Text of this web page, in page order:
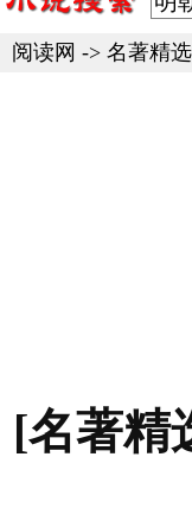
阅读网 -> 名著精选
[名著精